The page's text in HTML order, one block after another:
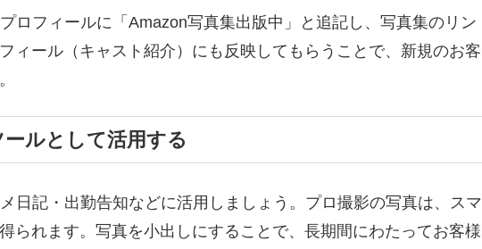
ロフィールに「Amazon写真集出版中」と追記し、写真集のリン
ィール（キャスト紹介）にも反映してもらうことで、新規のお客
ルとして活用する
日記・出勤告知などに活用しましょう。プロ撮影の写真は、スマ
られます。写真を小出しにすることで、長期間にわたってお客様